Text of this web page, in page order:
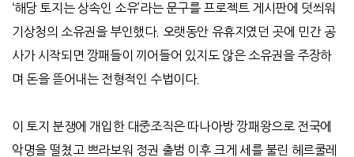
‘해당 토지는 상속인 소유’라는 문구를 프로젝트 게시판에 덧씌워
기상청의 소유권을 부인했다. 오랫동안 유휴지였던 곳에 민간 공
사가 시작되면 깡패들이 끼어들어 있지도 않은 소유권을 주장하
며 돈을 뜯어내는 전형적인 수법이다.
이 토지 분쟁에 개입한 대중조직은 따나아방 깡패왕으로 전국에
악명을 떨쳤고 쁘라보워 정권 출범 이후 크게 세를 불린 헤르쿨레